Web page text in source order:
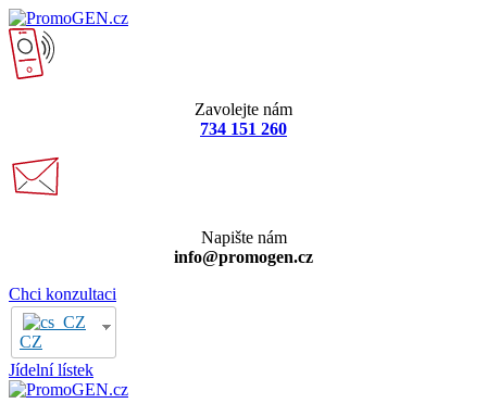
Zavolejte nám
734 151 260
Napište nám
info@promogen.cz
Chci konzultaci
CZ
Jídelní lístek